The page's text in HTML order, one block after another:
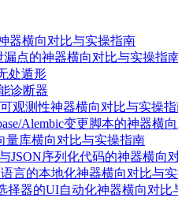
器横向对比与实操指南
点的神器横向对比与实操指
处遁形
诊断器
观测性神器横向对比与实操
Alembic变更脚本的神器横
量库横向对比与实操指南
JSON序列化代码的神器横向
言的本地化神器横向对比与
择器的UI自动化神器横向对比